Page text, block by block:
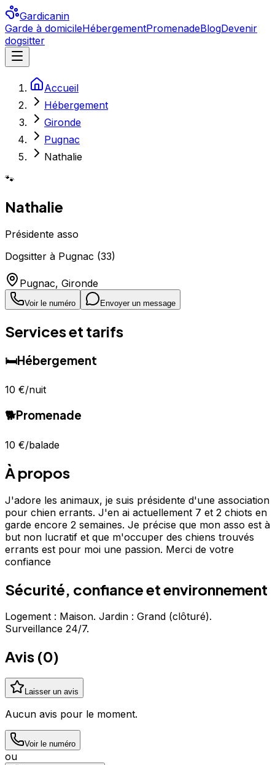
Gardicanin
Garde à domicileHébergementPromenadeBlogDevenir
dogsitter
Accueil
Hébergement
Gironde
Pugnac
Nathalie
🐾
Nathalie
Présidente asso
Dogsitter à Pugnac (33)
Pugnac, Gironde
Voir le numéro Envoyer un message
Services et tarifs
🛏️Hébergement
10 €/nuit
🐕Promenade
10 €/balade
À propos
J'adore les animaux, je suis présidente d'une association
pour chien errants. J'en ai actuellement 7 et 2 chiots en
garde encore 2 semaines. Je précise que mon asso est à
but non lucratif et que m'occuper des chiens trouvés
errants est pour moi une passion. Merci de votre
confiance
Sécurité, confiance et environnement
Logement : Maison. Jardin : Grand (clôturé).
Surveillance 24/7.
Avis (0)
Laisser un avis
Aucun avis pour le moment.
Voir le numéro
ou